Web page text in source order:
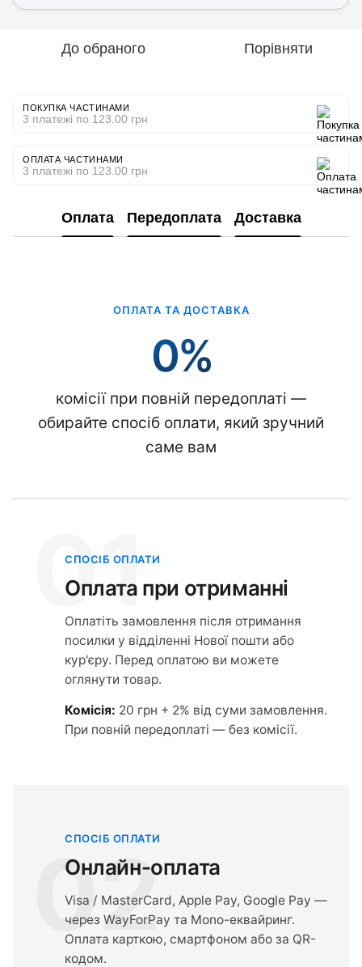
До обраного Порівняти
ПОКУПКА ЧАСТИНАМИ
3 платежі по 123.00 грн
ОПЛАТА ЧАСТИНАМИ
3 платежі по 123.00 грн
Оплата Передоплата Доставка
ОПЛАТА ТА ДОСТАВКА
0%
комісії при повній передоплаті —
обирайте спосіб оплати, який зручний
саме вам
01
СПОСІБ ОПЛАТИ
Оплата при отриманні
Оплатіть замовлення після отримання
посилки у відділенні Нової пошти або
кур'єру. Перед оплатою ви можете
оглянути товар.
Комісія: 20 грн + 2% від суми замовлення.
При повній передоплаті — без комісії.
02
СПОСІБ ОПЛАТИ
Онлайн-оплата
Visa / MasterCard, Apple Pay, Google Pay —
через WayForPay та Mono-еквайринг.
Оплата карткою, смартфоном або за QR-
кодом.